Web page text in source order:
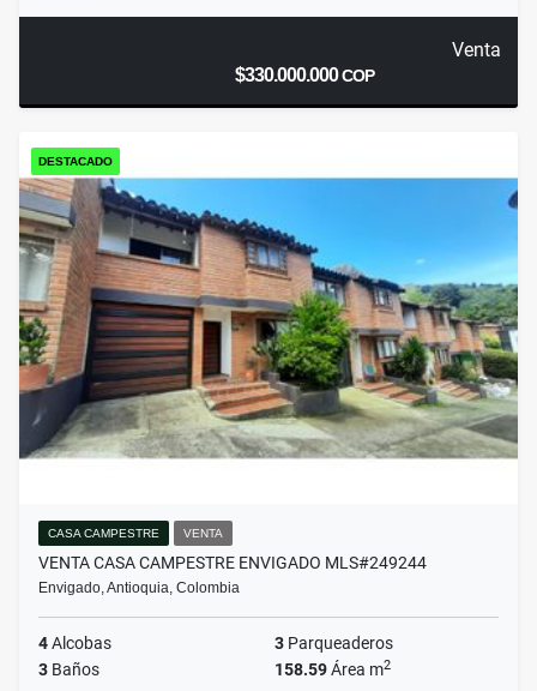
Venta
$330.000.000COP
DESTACADO
CASA CAMPESTRE VENTA
VENTA CASA CAMPESTRE ENVIGADO MLS#249244
Envigado, Antioquia, Colombia
4Alcobas 3 Parqueaderos
3 Baños 158.59Área m2